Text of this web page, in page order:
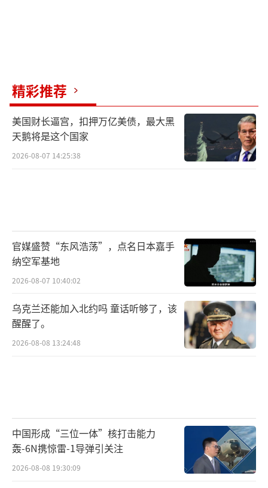
精彩推荐
美国财长逼宫，扣押万亿美债，最大黑
天鹅将是这个国家
2026-08-07 14:25:38
官媒盛赞“东风浩荡”，点名日本嘉手
纳空军基地
2026-08-07 10:40:02
乌克兰还能加入北约吗 童话听够了，该
醒醒了。
2026-08-08 13:24:48
中国形成“三位一体”核打击能力
轰-6N携惊雷-1导弹引关注
2026-08-08 19:30:09